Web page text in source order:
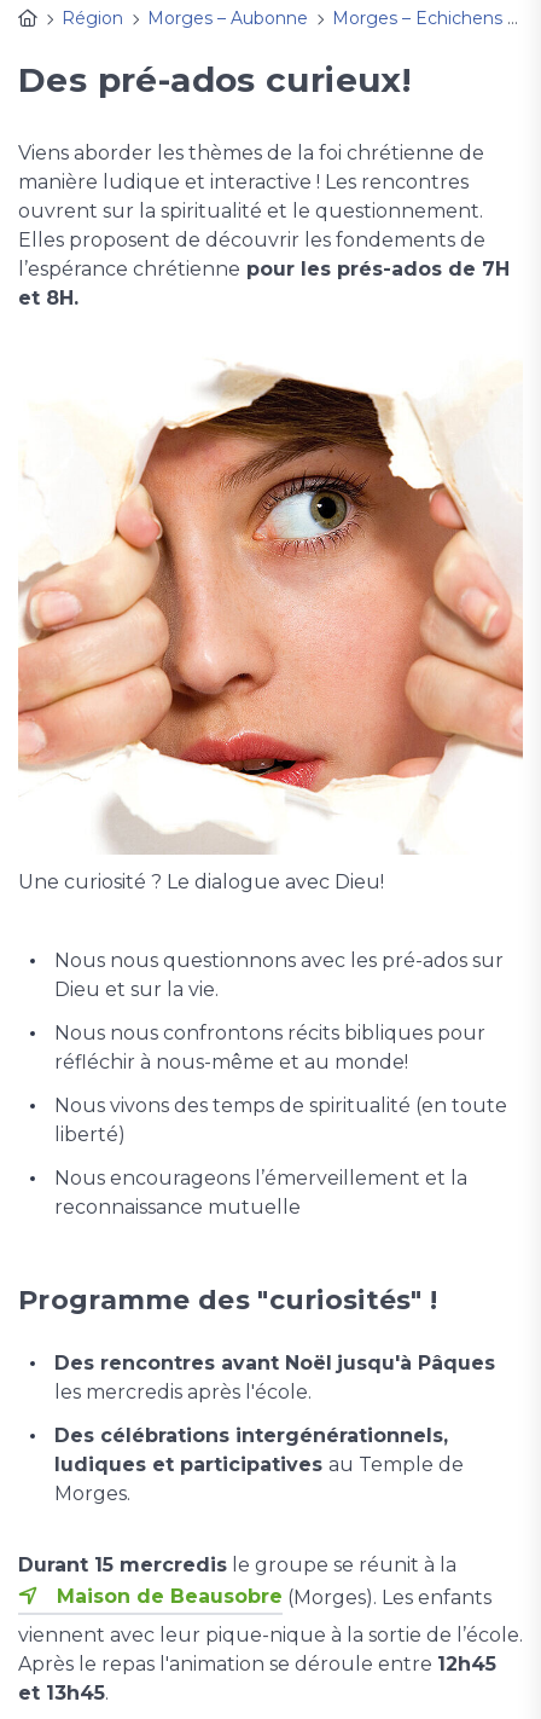
Région
Morges – Aubonne Morges – Echichens
Des pré-ados curieux!
Viens aborder les thèmes de la foi chrétienne de
manière ludique et interactive ! Les rencontres
ouvrent sur la spiritualité et le questionnement.
Elles proposent de découvrir les fondements de
l’espérance chrétienne pour les prés-ados de 7H
et 8H.
Une curiosité ? Le dialogue avec Dieu!
Nous nous questionnons avec les pré-ados sur
Dieu et sur la vie.
Nous nous confrontons récits bibliques pour
réfléchir à nous-même et au monde!
Nous vivons des temps de spiritualité (en toute
liberté)
Nous encourageons l’émerveillement et la
reconnaissance mutuelle
Programme des "curiosités" !
Des rencontres avant Noël jusqu'à Pâques
les mercredis après l'école.
Des célébrations intergénérationnels,
ludiques et participatives au Temple de
Morges.
Durant 15 mercredis le groupe se réunit à la
Maison de Beausobre (Morges). Les enfants
viennent avec leur pique-nique à la sortie de l’école.
Après le repas l'animation se déroule entre 12h45
et 13h45.